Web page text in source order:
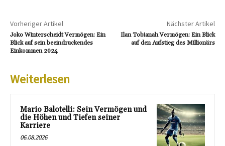
Vorheriger Artikel
Joko Winterscheidt Vermögen: Ein
Blick auf sein beeindruckendes
Einkommen 2024
Nächster Artikel
Ilan Tobianah Vermögen: Ein Blick
auf den Aufstieg des Millionärs
Weiterlesen
Mario Balotelli: Sein Vermögen und
die Höhen und Tiefen seiner
Karriere
06.08.2026